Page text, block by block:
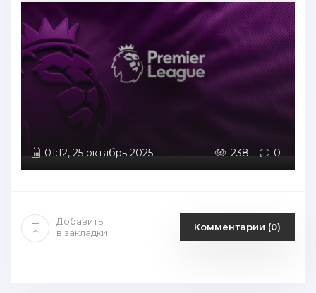
01:12, 25 октябрь 2025 238 0
Добавить
в закладки
Комментарии (0)